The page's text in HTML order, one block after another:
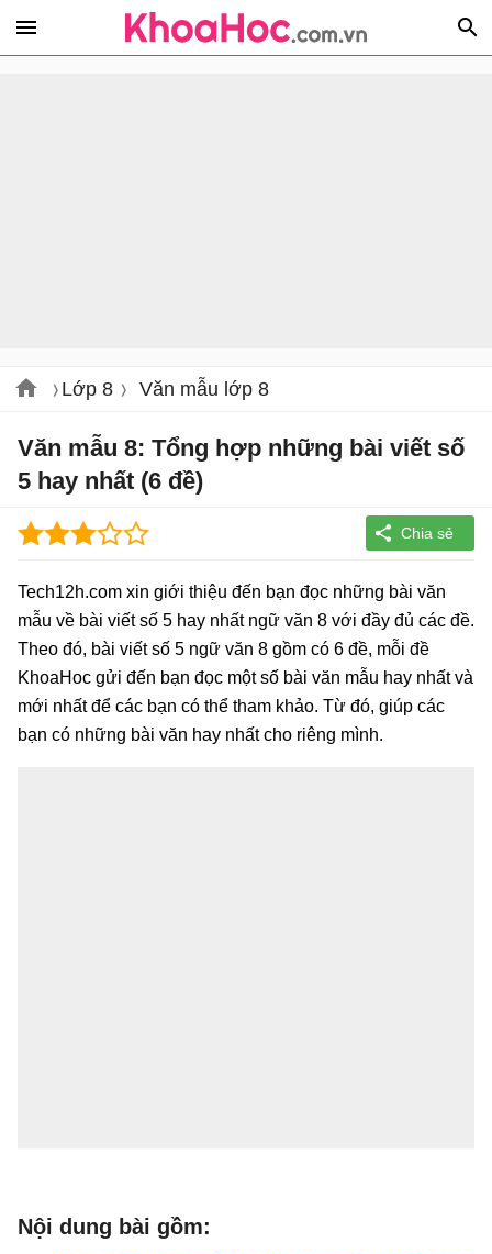
Lớp 8 Văn mẫu lớp 8
Văn mẫu 8: Tổng hợp những bài viết số
5 hay nhất (6 đề)
Tech12h.com xin giới thiệu đến bạn đọc những bài văn
mẫu về bài viết số 5 hay nhất ngữ văn 8 với đầy đủ các đề.
Theo đó, bài viết số 5 ngữ văn 8 gồm có 6 đề, mỗi đề
KhoaHoc gửi đến bạn đọc một số bài văn mẫu hay nhất và
mới nhất để các bạn có thể tham khảo. Từ đó, giúp các
bạn có những bài văn hay nhất cho riêng mình.
Nội dung bài gồm: